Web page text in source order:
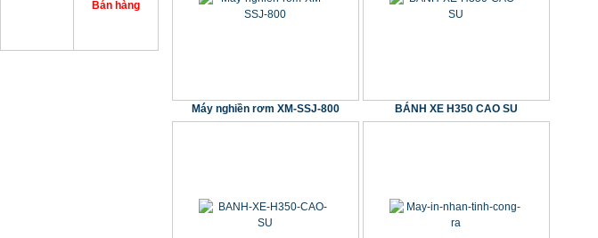
Máy nghiền rơm XM-SSJ-800 BÁNH XE H350 CAO SU